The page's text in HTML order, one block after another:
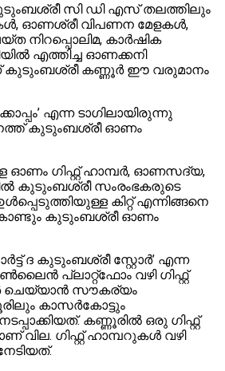
സി ഡി എസ് തലത്തിലും
ഓണശ്രീ വിപണന മേളകൾ,
നിറപ്പൊലിമ, കാർഷിക
എത്തിച്ച ഓണക്കനി
കുടുംബശ്രീ കണ്ണൂർ ഈ വരുമാനം
എന്ന ടാഗിലായിരുന്നു
കുടുംബശ്രീ ഓണം
ഓണം ഗിഫ്റ്റ് ഹാമ്പർ, ഓണസദ്യ,
കുടുംബശ്രീ സംരംഭകരുടെ
കിറ്റ് എന്നിങ്ങനെ
കുടുംബശ്രീ ഓണം
ദ കുടുംബശ്രീ സ്റ്റോർ’ എന്ന
പ്ലാറ്റ്ഫോം വഴി ഗിഫ്റ്റ്
സൗകര്യം
കാസർകോട്ടും
കണ്ണൂരിൽ ഒരു ഗിഫ്റ്റ്
വില. ഗിഫ്റ്റ് ഹാമ്പറുകൾ വഴി